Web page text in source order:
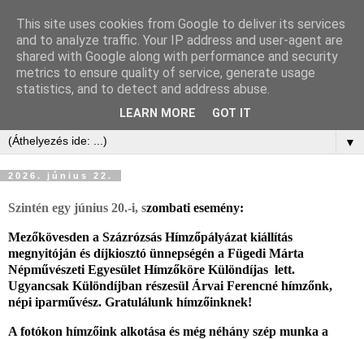
▼
2026. június 22.
Szintén egy június 20.-i, szombati esemény:
Mezőkövesden a Százrózsás Hímzőpályázat kiállítás
megnyitóján és díjkiosztó ünnepségén a Fügedi Márta
Népművészeti Egyesület Hímzőköre Különdíjas  lett.
Ugyancsak Különdíjban részesül Árvai Ferencné hímzőnk,
népi iparművész. Gratulálunk hímzőinknek!
A fotókon hímzőink alkotása és még néhány szép munka a
This site uses cookies from Google to deliver its services
and to analyze traffic. Your IP address and user-agent are
shared with Google along with performance and security
metrics to ensure quality of service, generate usage
statistics, and to detect and address abuse.
LEARN MORE GOT IT